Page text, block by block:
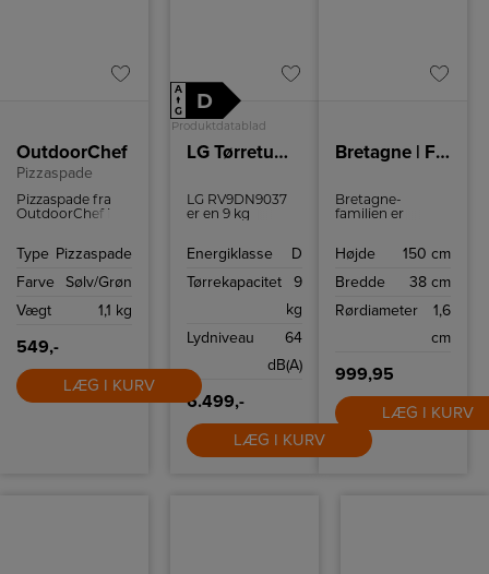
OutdoorChef
Pizzaspade
Pizzaspade fra
OutdoorChef i
Type Pizzaspade
Farve
Sølv/Grøn
Vægt
1,1 kg
549,-
LÆG I KURV
A
↑
G
D
Produktdatablad
LG Tørretumbler RV9DN9037
LG RV9DN9037
er en 9 kg
med
Allergy Care og
auto-rensende
giver skånsom,
effektiv og nem
tørring i
hverdagen.
Energiklasse
D
Tørrekapacitet
9
kg
Lydniveau
64
dB(A)
6.499,-
LÆG I KURV
Bretagne | Floor lamp | Grey
Bretagne-
familien er
rene og bløde
klassiske design
flere lag sikrer et
hyggelige
stemning.
Højde
150 cm
Bredde
38 cm
Rørdiameter
1,6
cm
999,95
LÆG I KURV